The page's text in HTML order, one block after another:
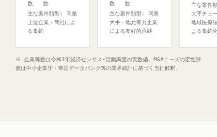
数
数
主な案件類型: 同業
上位企業・商社によ
る集約
数
数
主な案件類型: 同業
大手・地元有力企業
による友好的承継
主な案件
大手チェ
地域医療
よる集約
※ 企業等数は令和3年経済センサス‐活動調査の実数値。M&Aニーズの定性評
価は中小企業庁・帝国データバンク等の業界統計に基づく当社解釈。